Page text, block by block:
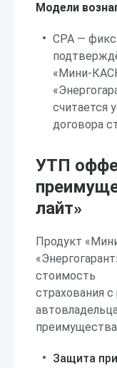
Модели
CPA —
«Мини-
считается
договора
УТП
лайт»
Продукт
стоимость
страхования
преимущества
Защита